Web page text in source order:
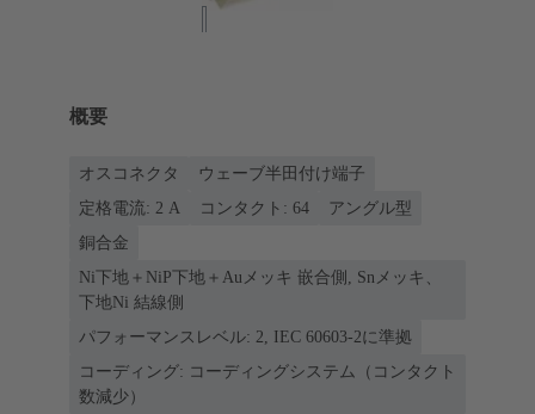
概要
オスコネクタ
ウェーブ半田付け端子
定格電流: ‌2 A
コンタクト: 64
アングル型
銅合金
Ni下地＋NiP下地＋Auメッキ 嵌合側, Snメッキ、
下地Ni 結線側
パフォーマンスレベル: 2, IEC 60603-2に準拠
コーディング: コーディングシステム（コンタクト
数減少）